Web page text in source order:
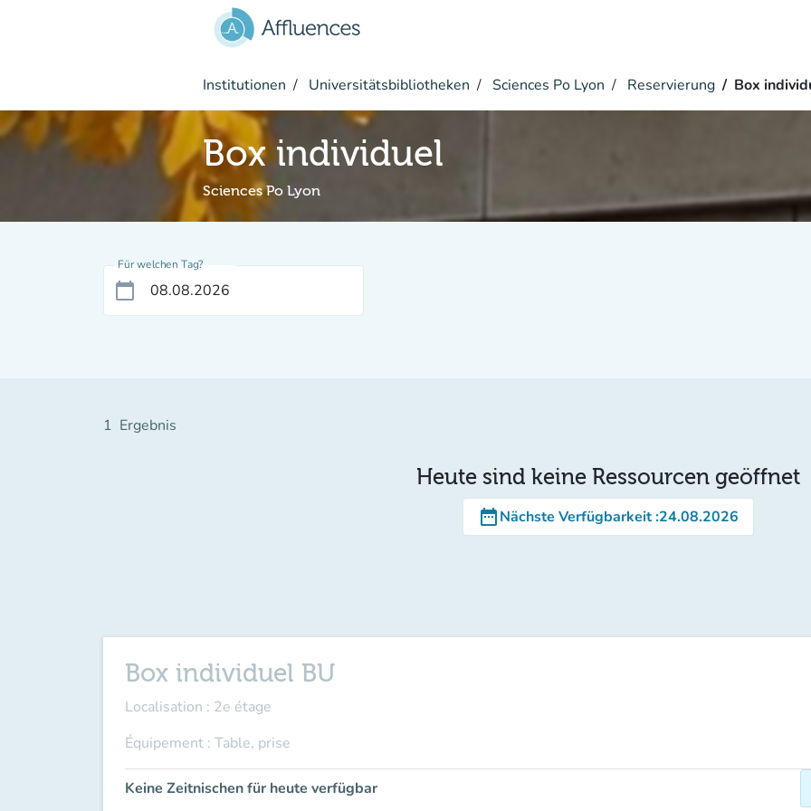
Institutionen Universitätsbibliotheken Sciences Po Lyon Reservierung Box
Box individuel
Sciences Po Lyon
Für welchen Tag?
calendar_today
1 Ergebnis
Heute sind keine Ressourcen geöffnet
date_rangeNächste Verfügbarkeit:24.08.2026
Box individuel BU
Localisation : 2e étage
Équipement : Table, prise
Keine Zeitnischen für heute verfügbar